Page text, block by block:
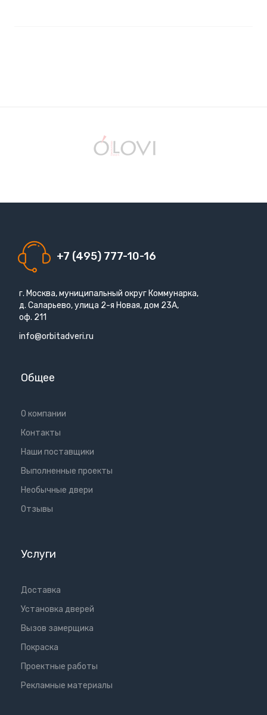
+7 (495) 777-10-16
г. Москва, муниципальный округ Коммунарка,
д. Саларьево, улица 2-я Новая, дом 23А,
оф. 211
info@orbitadveri.ru
Общее
О компании
Контакты
Наши поставщики
Выполненные проекты
Необычные двери
Отзывы
Услуги
Доставка
Установка дверей
Вызов замерщика
Покраска
Проектные работы
Рекламные материалы